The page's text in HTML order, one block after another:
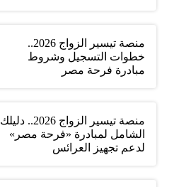
منصة تيسير الزواج 2026..
خطوات التسجيل وشروط
مبادرة فرحة مصر
منصة تيسير الزواج 2026.. دليلك
الشامل لمبادرة «فرحة مصر»
لدعم تجهيز العرائس